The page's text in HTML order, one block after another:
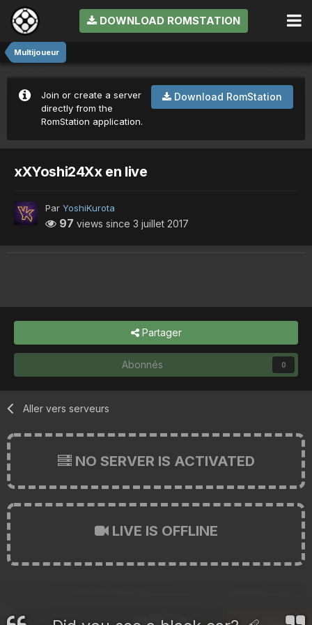
DOWNLOAD ROMSTATION
Multijoueur
Download RomStation
Join or create a server
directly from the
RomStation application.
xXYoshi24Xx en live
Par YoshiKurota
97 views since 3 juillet 2017
Partager
Abonnés 0
Aller vers serveurs
NO SERVER IS ACTIVATED
LIVE IS OFFLINE